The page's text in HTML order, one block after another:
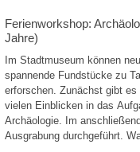
Ferienworkshop:
Jahre)
Im Stadtmuseum können
spannende Fundstücke zu
erforschen. Zunächst gibt
vielen Einblicken in das
Archäologie. Im
Ausgrabung durchgeführt.